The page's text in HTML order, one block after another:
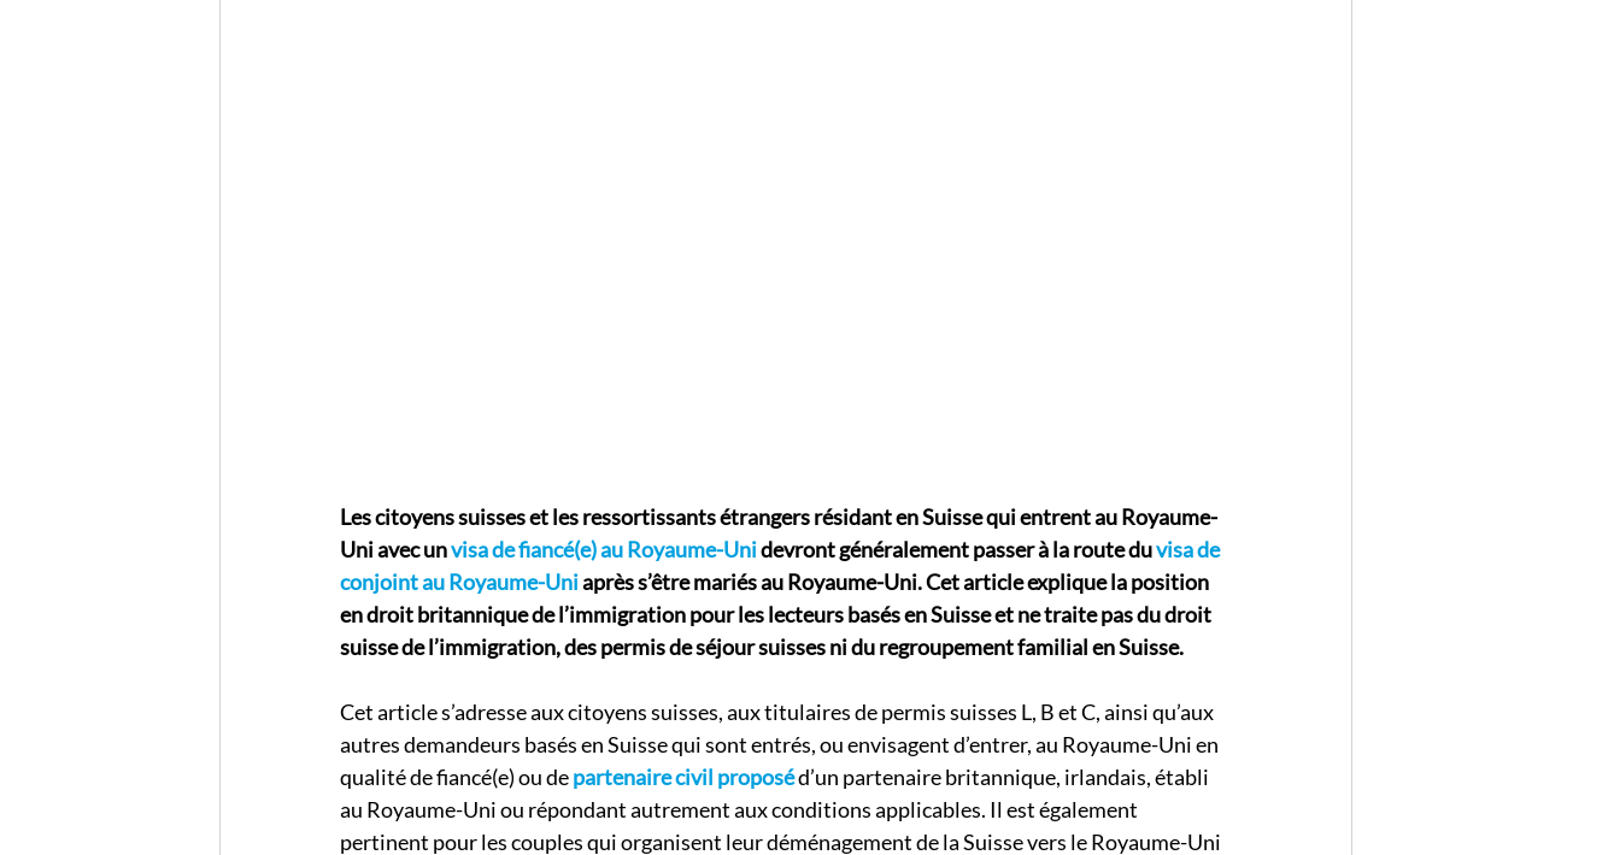
Les citoyens suisses et les ressortissants étrangers résidant en Suisse qui entrent au Royaume-
Uni avec un visa de fiancé(e) au Royaume-Uni devront généralement passer à la route du visa de
conjoint au Royaume-Uni après s’être mariés au Royaume-Uni. Cet article explique la position
en droit britannique de l’immigration pour les lecteurs basés en Suisse et ne traite pas du droit
suisse de l’immigration, des permis de séjour suisses ni du regroupement familial en Suisse.
Cet article s’adresse aux citoyens suisses, aux titulaires de permis suisses L, B et C, ainsi qu’aux
autres demandeurs basés en Suisse qui sont entrés, ou envisagent d’entrer, au Royaume-Uni en
qualité de fiancé(e) ou de partenaire civil proposé d’un partenaire britannique, irlandais, établi
au Royaume-Uni ou répondant autrement aux conditions applicables. Il est également
pertinent pour les couples qui organisent leur déménagement de la Suisse vers le Royaume-Uni